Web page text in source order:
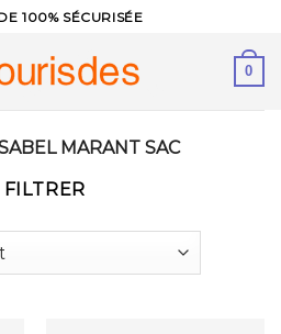
100% SÉCURISÉE
0
MARANT SAC
FILTRER